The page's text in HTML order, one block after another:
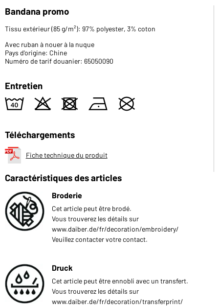
Bandana promo
Tissu extérieur (85 g/m²): 97% polyester, 3% coton
Avec ruban à nouer à la nuque
Pays d'origine: Chine
Numéro de tarif douanier: 65050090
Entretien
8 o d n U
Téléchargements
Fiche technique du produit
Caractéristiques des articles
Broderie
Cet article peut être brodé.
Vous trouverez les détails sur
www.daiber.de/fr/decoration/embroidery/
Veuillez contacter votre contact.
Druck
Cet article peut être ennobli avec un transfert.
Vous trouverez les détails sur
www.daiber.de/fr/decoration/transferprint/